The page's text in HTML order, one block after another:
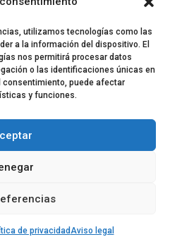
utilizamos tecnologías como las
a la información del dispositivo. El
nos permitirá procesar datos
o las identificaciones únicas en
consentimiento, puede afectar
y funciones.
de privacidadAviso legal
Contacto